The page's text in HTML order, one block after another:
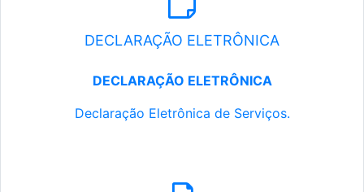
DECLARAÇÃO ELETRÔNICA
DECLARAÇÃO ELETRÔNICA
Declaração Eletrônica de Serviços.